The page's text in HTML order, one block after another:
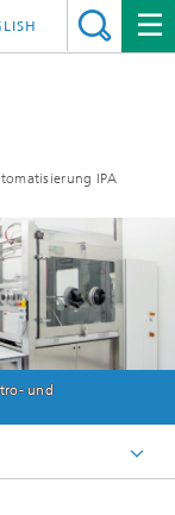
IPA
und